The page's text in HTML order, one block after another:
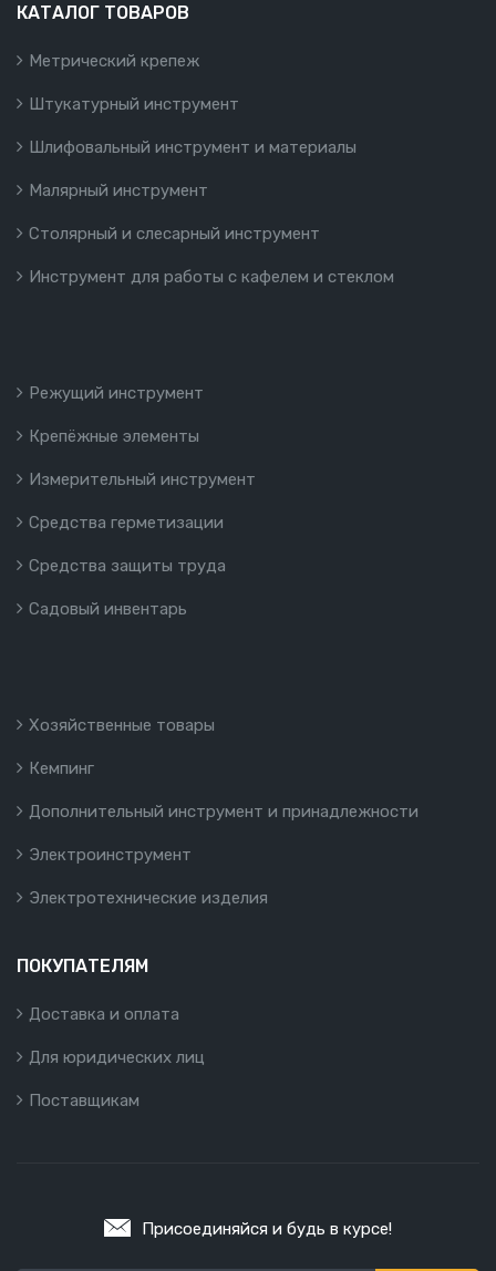
КАТАЛОГ ТОВАРОВ
Метрический крепеж
Штукатурный инструмент
Шлифовальный инструмент и материалы
Малярный инструмент
Столярный и слесарный инструмент
Инструмент для работы с кафелем и стеклом
Режущий инструмент
Крепёжные элементы
Измерительный инструмент
Средства герметизации
Средства защиты труда
Садовый инвентарь
Хозяйственные товары
Кемпинг
Дополнительный инструмент и принадлежности
Электроинструмент
Электротехнические изделия
ПОКУПАТЕЛЯМ
Доставка и оплата
Для юридических лиц
Поставщикам
Присоединяйся и будь в курсе!